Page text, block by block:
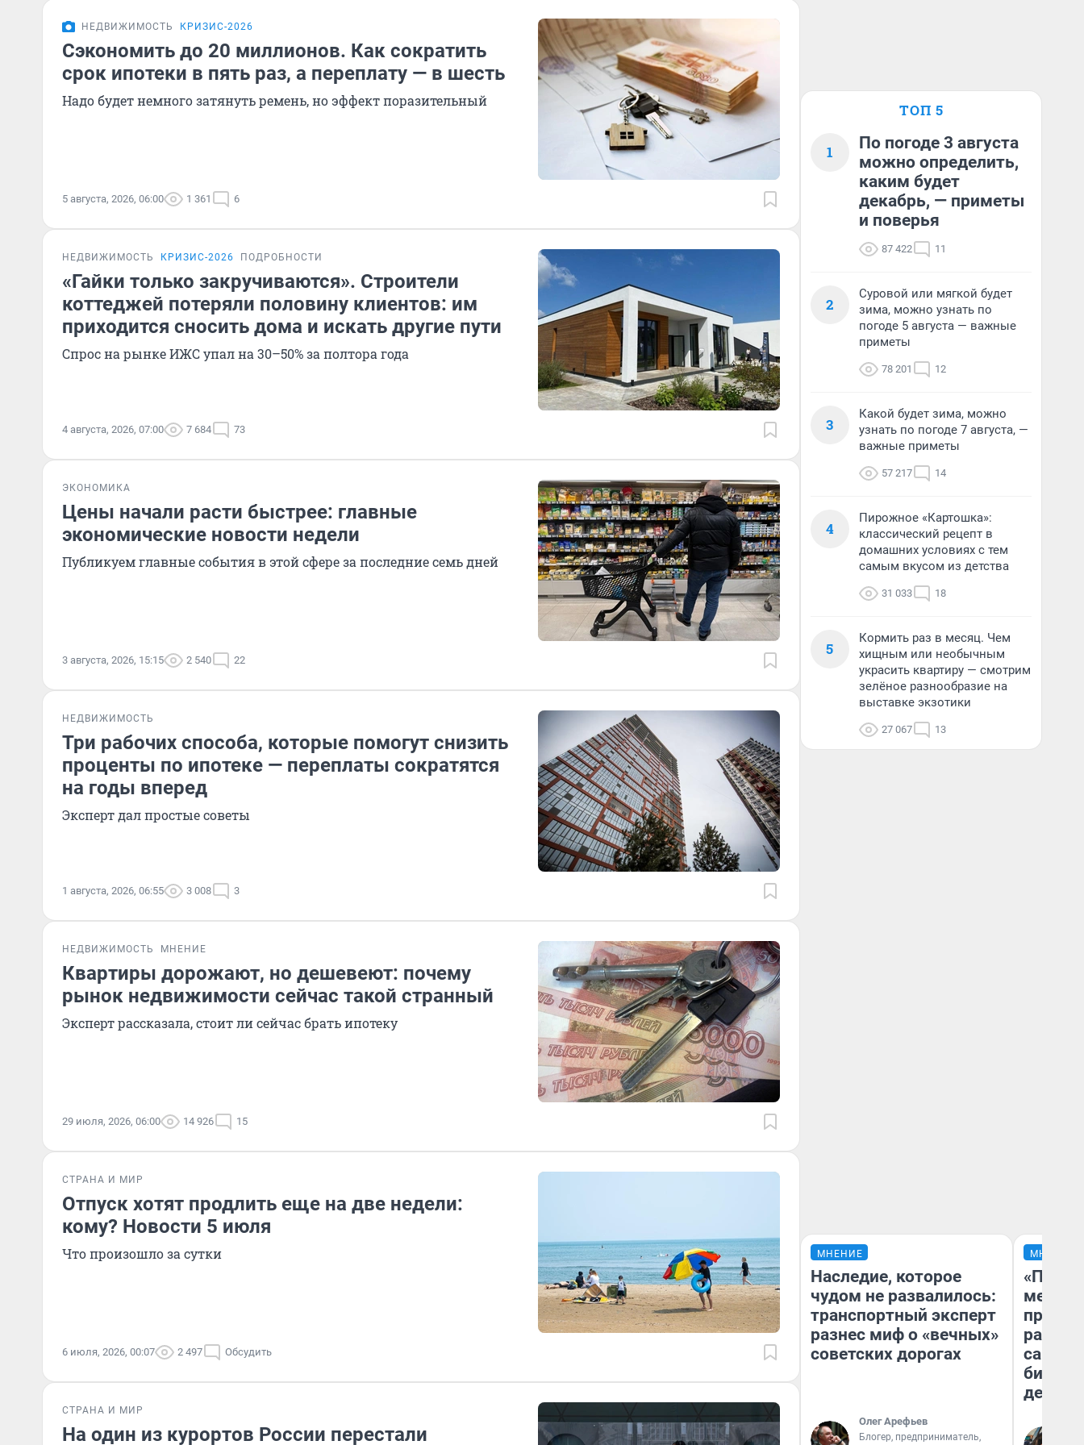
НЕДВИЖИМОСТЬ КРИЗИС-2026
Сэкономить до 20 миллионов. Как сократить
срок ипотеки в пять раз, а переплату — в шесть
Надо будет немного затянуть ремень, но эффект поразительный
5 августа, 2026, 06:00 1 361 6
НЕДВИЖИМОСТЬ КРИЗИС-2026 ПОДРОБНОСТИ
«Гайки только закручиваются». Строители
коттеджей потеряли половину клиентов: им
приходится сносить дома и искать другие пути
Спрос на рынке ИЖС упал на 30–50% за полтора года
4 августа, 2026, 07:00 7 684 73
ЭКОНОМИКА
Цены начали расти быстрее: главные
экономические новости недели
Публикуем главные события в этой сфере за последние семь дней
3 августа, 2026, 15:15 2 540 22
НЕДВИЖИМОСТЬ
Три рабочих способа, которые помогут снизить
проценты по ипотеке — переплаты сократятся
на годы вперед
Эксперт дал простые советы
1 августа, 2026, 06:55 3 008 3
НЕДВИЖИМОСТЬ МНЕНИЕ
Квартиры дорожают, но дешевеют: почему
рынок недвижимости сейчас такой странный
Эксперт рассказала, стоит ли сейчас брать ипотеку
29 июля, 2026, 06:00 14 926 15
СТРАНА И МИР
Отпуск хотят продлить еще на две недели:
кому? Новости 5 июля
Что произошло за сутки
6 июля, 2026, 00:07 2 497 Обсудить
СТРАНА И МИР
На один из курортов России перестали
ТОП 5
1
По погоде 3 августа
можно определить,
каким будет
декабрь, — приметы
и поверья
87 422 11
2
Суровой или мягкой будет
зима, можно узнать по
погоде 5 августа — важные
приметы
78 201 12
3
Какой будет зима, можно
узнать по погоде 7 августа, —
важные приметы
57 217 14
4
Пирожное «Картошка»:
классический рецепт в
домашних условиях с тем
самым вкусом из детства
31 033 18
5
Кормить раз в месяц. Чем
хищным или необычным
украсить квартиру — смотрим
зелёное разнообразие на
выставке экзотики
27 067 13
МНЕНИЕ
Наследие, которое
чудом не развалилось:
транспортный эксперт
разнес миф о «вечных»
советских дорогах
Олег Арефьев
Блогер, предприниматель,
МНЕНИЕ
самом